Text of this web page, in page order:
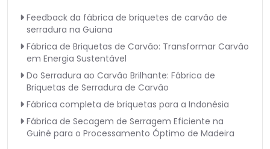
Feedback da fábrica de briquetes de carvão de
serradura na Guiana
Fábrica de Briquetas de Carvão: Transformar Carvão
em Energia Sustentável
Do Serradura ao Carvão Brilhante: Fábrica de
Briquetas de Serradura de Carvão
Fábrica completa de briquetas para a Indonésia
Fábrica de Secagem de Serragem Eficiente na
Guiné para o Processamento Óptimo de Madeira